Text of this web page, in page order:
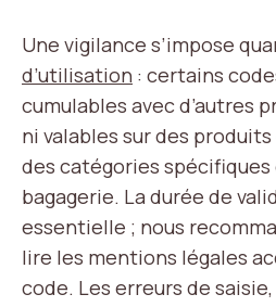
Une vigilance s’impose
d’utilisation : certains
cumulables avec d’autres
ni valables sur des
des catégories spécifiques
bagagerie. La durée de
essentielle ; nous
lire les mentions légales
code. Les erreurs de